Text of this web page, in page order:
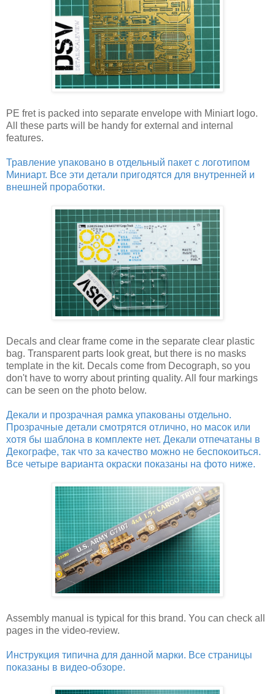
PE fret is packed into separate envelope with Miniart logo.
All these parts will be handy for external and internal
features.
Травление упаковано в отдельный пакет с логотипом
Миниарт. Все эти детали пригодятся для внутренней и
внешней проработки.
Decals and clear frame come in the separate clear plastic
bag. Transparent parts look great, but there is no masks
template in the kit. Decals come from Decograph, so you
don't have to worry about printing quality. All four markings
can be seen on the photo below.
Декали и прозрачная рамка упакованы отдельно.
Прозрачные детали смотрятся отлично, но масок или
хотя бы шаблона в комплекте нет. Декали отпечатаны в
Декографе, так что за качество можно не беспокоиться.
Все четыре варианта окраски показаны на фото ниже.
Assembly manual is typical for this brand. You can check all
pages in the video-review.
Инструкция типична для данной марки. Все страницы
показаны в видео-обзоре.